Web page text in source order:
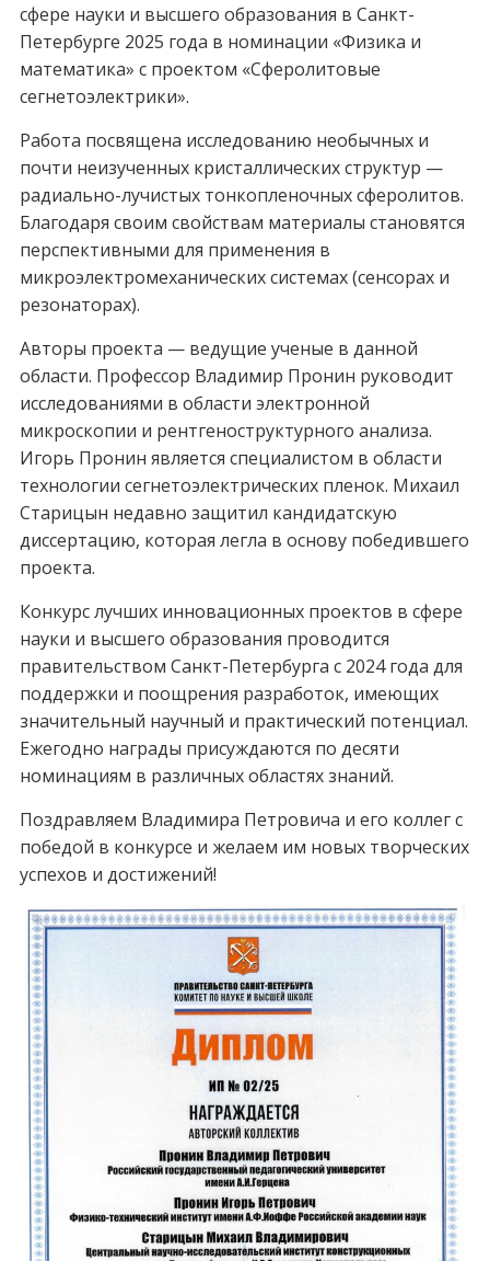
сфере науки и высшего образования в Санкт-
Петербурге 2025 года в номинации «Физика и
математика» с проектом «Сферолитовые
сегнетоэлектрики».
Работа посвящена исследованию необычных и
почти неизученных кристаллических структур —
радиально-лучистых тонкопленочных сферолитов.
Благодаря своим свойствам материалы становятся
перспективными для применения в
микроэлектромеханических системах (сенсорах и
резонаторах).
Авторы проекта — ведущие ученые в данной
области. Профессор Владимир Пронин руководит
исследованиями в области электронной
микроскопии и рентгеноструктурного анализа.
Игорь Пронин является специалистом в области
технологии сегнетоэлектрических пленок. Михаил
Старицын недавно защитил кандидатскую
диссертацию, которая легла в основу победившего
проекта.
Конкурс лучших инновационных проектов в сфере
науки и высшего образования проводится
правительством Санкт-Петербурга с 2024 года для
поддержки и поощрения разработок, имеющих
значительный научный и практический потенциал.
Ежегодно награды присуждаются по десяти
номинациям в различных областях знаний.
Поздравляем Владимира Петровича и его коллег с
победой в конкурсе и желаем им новых творческих
успехов и достижений!